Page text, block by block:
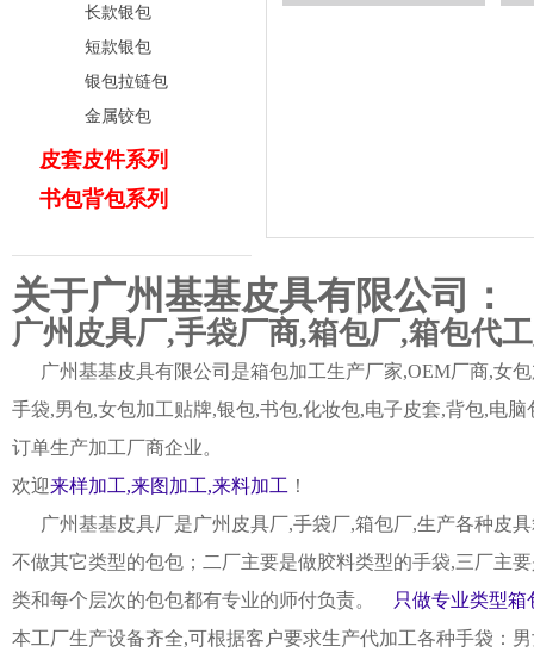
长款银包
短款银包
银包拉链包
金属铰包
皮套皮件系列
书包背包系列
关于广州基基皮具有限公司：
广州皮具厂,手袋厂商,箱包厂,箱包代
广州基基皮具有限公司是箱包加工生产厂家,OEM厂商,女
手袋,男包,女包加工贴牌,银包,书包,化妆包,电子皮套,背包,电
订单生产加工厂商企业。
欢迎来样加工,来图加工,来料加工 ！
广州基基皮具厂是广州皮具厂,手袋厂,箱包厂,生产各种皮
不做其它类型的包包；二厂主要是做胶料类型的手袋,三厂主
类和每个层次的包包都有专业的师付负责。
只做专业类型箱
本工厂生产设备齐全,可根据客户要求生产代加工各种手袋：